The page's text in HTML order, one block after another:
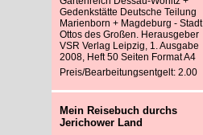
Gedenkstätte Deutsche Teilung
Marienborn + Magdeburg - Stadt
Ottos des Großen. Herausgeber
VSR Verlag Leipzig, 1. Ausgabe
2008, Heft 50 Seiten Format A4
Preis/Bearbeitungsentgelt: 2.00
Mein Reisebuch durchs
Jerichower Land